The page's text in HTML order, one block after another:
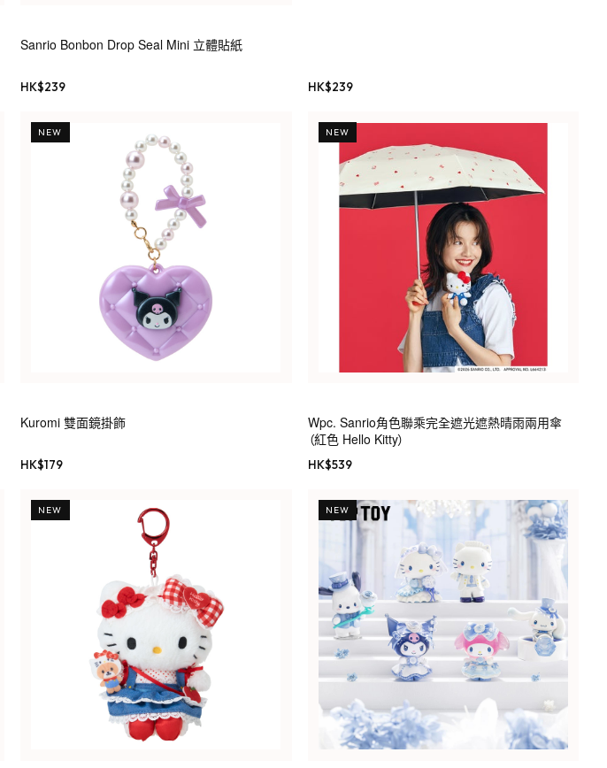
Sanrio Bonbon Drop Seal Mini 立體貼紙
HK$239 HK$239
NEW
Kuromi 雙面鏡掛飾
HK$179
NEW
Wpc. Sanrio角色聯乘完全遮光遮熱晴雨兩用傘
（紅色 Hello Kitty）
HK$539
NEW NEW